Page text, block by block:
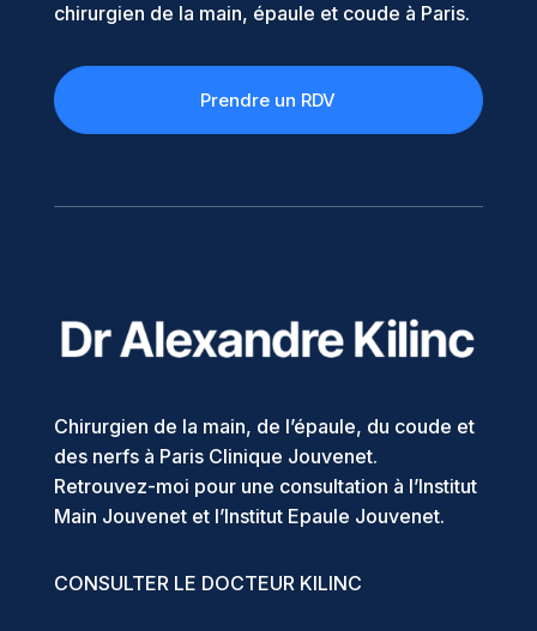
chirurgien de la main, épaule et coude à Paris.
Prendre un RDV
Chirurgien de la main, de l’épaule, du coude et
des nerfs à Paris Clinique Jouvenet.
Retrouvez-moi pour une consultation à l’Institut
Main Jouvenet et l’Institut Epaule Jouvenet.
CONSULTER LE DOCTEUR KILINC